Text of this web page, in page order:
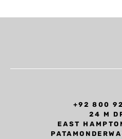
+92 800
24 M
EAST